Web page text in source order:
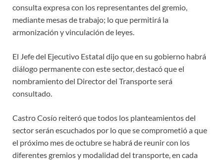
consulta expresa con los representantes del gremio,
mediante mesas de trabajo; lo que permitirá la
armonización y vinculación de leyes.
El Jefe del Ejecutivo Estatal dijo que en su gobierno habrá
diálogo permanente con este sector, destacó que el
nombramiento del Director del Transporte será
consultado.
Castro Cosío reiteró que todos los planteamientos del
sector serán escuchados por lo que se comprometió a que
el próximo mes de octubre se habrá de reunir con los
diferentes gremios y modalidad del transporte, en cada